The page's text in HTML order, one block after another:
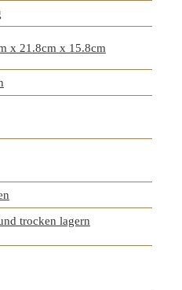
x 21.8cm x 15.8cm
trocken lagern